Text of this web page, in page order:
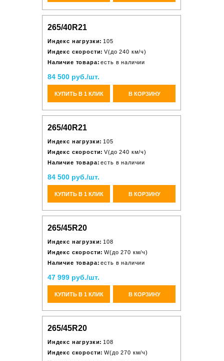
265/40R21
Индекс нагрузки: 105
Индекс скорости: V(до 240 км/ч)
Наличие товара: есть в наличии
84 500 руб./шт.
КУПИТЬ В 1 КЛИК В КОРЗИНУ
265/40R21
Индекс нагрузки: 105
Индекс скорости: V(до 240 км/ч)
Наличие товара: есть в наличии
84 500 руб./шт.
КУПИТЬ В 1 КЛИК В КОРЗИНУ
265/45R20
Индекс нагрузки: 108
Индекс скорости: W(до 270 км/ч)
Наличие товара: есть в наличии
47 999 руб./шт.
КУПИТЬ В 1 КЛИК В КОРЗИНУ
265/45R20
Индекс нагрузки: 108
Индекс скорости: W(до 270 км/ч)